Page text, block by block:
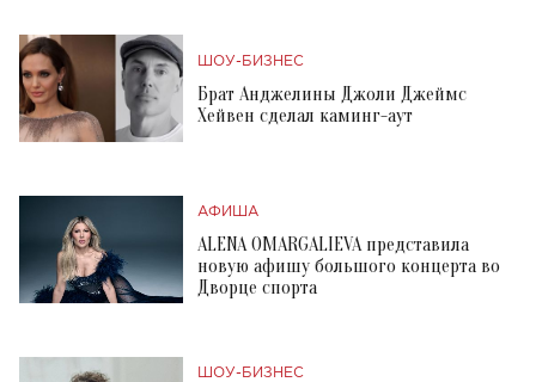
ШОУ-БИЗНЕС
Брат Анджелины Джоли Джеймс
Хейвен сделал каминг-аут
АФИША
ALENA OMARGALIEVA представила
новую афишу большого концерта во
Дворце спорта
ШОУ-БИЗНЕС